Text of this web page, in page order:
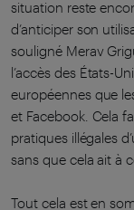
situation reste
d’anticiper son
souligné Merav
l’accès des États-
européennes que
et Facebook. Cela
pratiques illégales
sans que cela ait à
Tout cela est en